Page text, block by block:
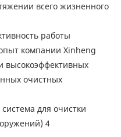
всего жизненного
работы
компании Xinheng
высокоэффективных
очистных